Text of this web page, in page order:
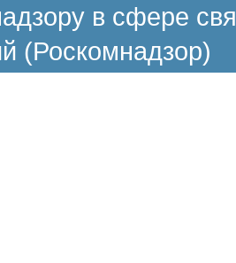
в сфере
(Роскомнадзор)